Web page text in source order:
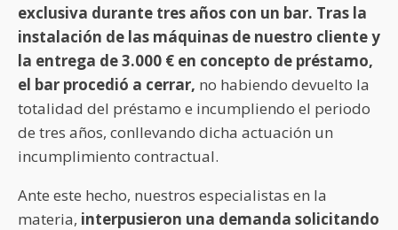
exclusiva durante tres años con un bar. Tras la
instalación de las máquinas de nuestro cliente y
la entrega de 3.000 € en concepto de préstamo,
el bar procedió a cerrar, no habiendo devuelto la
totalidad del préstamo e incumpliendo el periodo
de tres años, conllevando dicha actuación un
incumplimiento contractual.
Ante este hecho, nuestros especialistas en la
materia, interpusieron una demanda solicitando